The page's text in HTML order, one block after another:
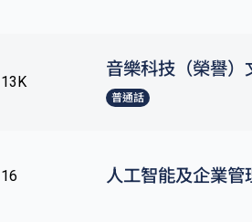
音樂科技（榮譽）
普通話
人工智能及企業